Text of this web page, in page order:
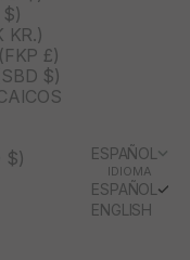
$)
KR.)
£)
$)
$)
ESPAÑOL
IDIOMA
ESPAÑOL
ENGLISH